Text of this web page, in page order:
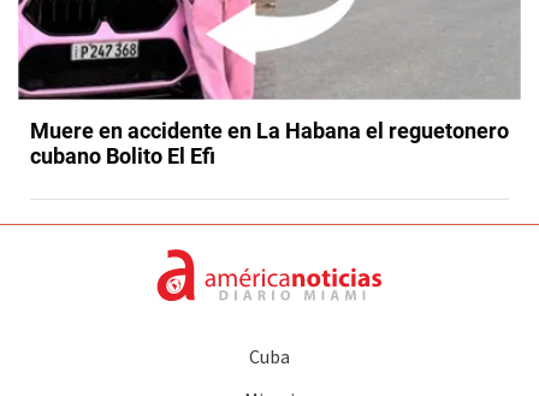
Muere en accidente en La Habana el reguetonero
cubano Bolito El Efi
Cuba